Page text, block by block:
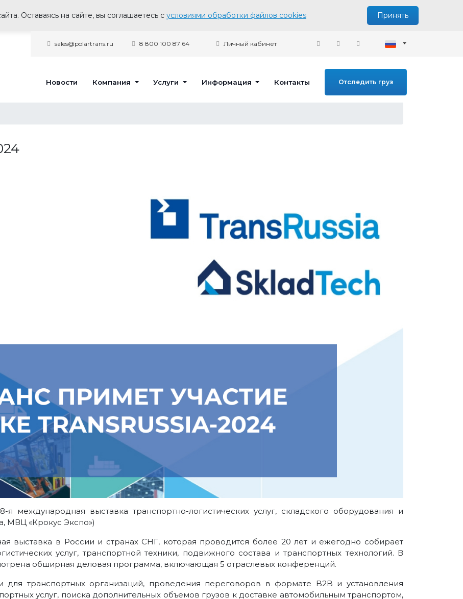
Оставаясь на сайте, вы соглашаетесь с условиями обработки файлов cookies Принять
sales@polartrans.ru 8 800 100 87 64 Личный кабинет
Новости Компания Услуги Информация Контакты Отследить груз
международная выставка транспортно-логистических услуг, складского оборудования и
МВЦ «Крокус Экспо»)
выставка в России и странах СНГ, которая проводится более 20 лет и ежегодно собирает
услуг, транспортной техники, подвижного состава и транспортных технологий. В
обширная деловая программа, включающая 5 отраслевых конференций.
для транспортных организаций, проведения переговоров в формате B2B и установления
услуг, поиска дополнительных объемов грузов к доставке автомобильным транспортом,